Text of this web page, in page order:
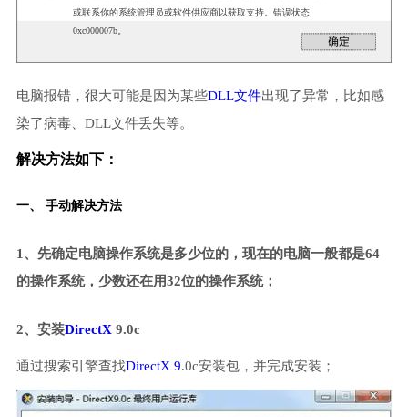
或联系你的系统管理员或软件供应商以获取支持。错误状态
0xc000007b。
电脑报错，很大可能是因为某些DLL文件出现了异常，比如感
染了病毒、DLL文件丢失等。
解决方法如下：
一、 手动解决方法
1、先确定电脑操作系统是多少位的，现在的电脑一般都是64
的操作系统，少数还在用32位的操作系统；
2、安装DirectX 9.0c
通过搜索引擎查找DirectX 9.0c安装包，并完成安装；